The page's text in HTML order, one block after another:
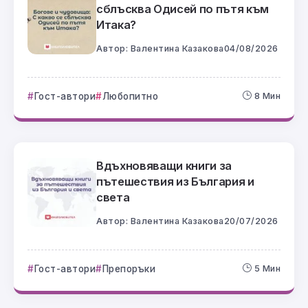
сблъсква Одисей по пътя към
Итака?
Автор: Валентина Казакова04/08/2026
Гост-автори Любопитно 8 Мин
Вдъхновяващи книги за
пътешествия из България и
света
Автор: Валентина Казакова 20/07/2026
Гост-автори Препоръки 5 Мин